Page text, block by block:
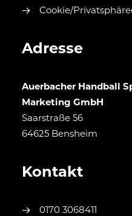
Cookie/
Adresse
Auerbacher Handball
Marketing GmbH
Saarstraße 56
64625 Bensheim
Kontakt
0170 3068411